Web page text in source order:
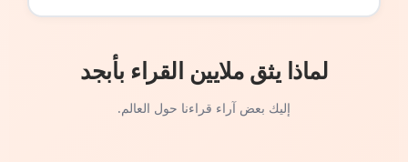
لماذا يثق ملايين القراء بأبجد
إليك بعض آراء قراءنا حول العالم.